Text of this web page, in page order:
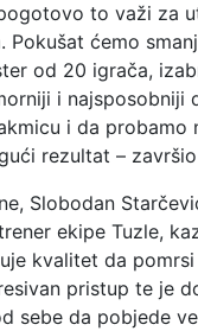
to važi za
Pokušat ćemo
od 20 igrača,
i najsposobniji
i da probamo
rezultat –
Slobodan
ekipe Tuzle,
kvalitet da
pristup te je
sebe da pobjede